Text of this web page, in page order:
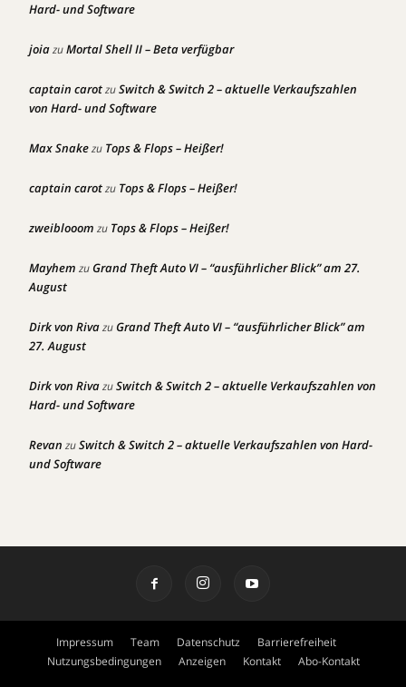
Hard- und Software
joiazuMortal Shell II – Beta verfügbar
captain carotzuSwitch & Switch 2 – aktuelle Verkaufszahlen
von Hard- und Software
Max Snakezu Tops & Flops – Heißer!
captain carotzu Tops & Flops – Heißer!
zweiblooom zu Tops & Flops – Heißer!
Mayhem zuGrand Theft Auto VI – “ausführlicher Blick” am 27.
August
Dirk von RivazuGrand Theft Auto VI – “ausführlicher Blick” am
27. August
Dirk von RivazuSwitch & Switch 2 – aktuelle Verkaufszahlen von
Hard- und Software
Revan zuSwitch & Switch 2 – aktuelle Verkaufszahlen von Hard-
und Software
Impressum Team Datenschutz
Barrierefreiheit
Nutzungsbedingungen
Anzeigen Kontakt Abo-Kontakt